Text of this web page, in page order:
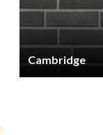
Cambridge